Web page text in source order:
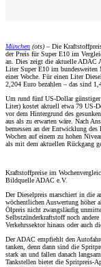
München (ots) – Die
der Preis für Super E10 im
an. Dies zeigt die aktuelle ADAC
Liter Super E10 im
einer Woche. Für einen Liter
2,204 Euro bezahlen – das sind
Um rund fünf US-Dollar
Liter) kostet aktuell etwa 79 US-
vor dem Hintergrund des
aus als zu erwarten wäre. Nach
bemessen an der Entwicklung des
Wochen auf einem zu hohen
als mit dem aktuellen Rückgang
Kraftstoffpreise im
Bildquelle ADAC e.V.
Der Dieselpreis marschiert in die
wöchentlichen Auswertung höher
Ölpreis nicht zwangsläufig
Selbstzünderkraftstoff noch
Verkehrssektor hinaus oder auch
Der ADAC empfiehlt den
tanken, denn dann sind die
stark an und fallen danach
Tankstellen bietet die Spritpreis-